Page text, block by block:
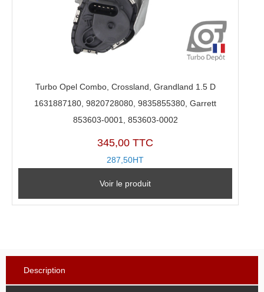
Turbo Opel Combo, Crossland, Grandland 1.5 D
1631887180, 9820728080, 9835855380, Garrett
853603-0001, 853603-0002
345,00 TTC
287,50HT
Voir le produit
Description